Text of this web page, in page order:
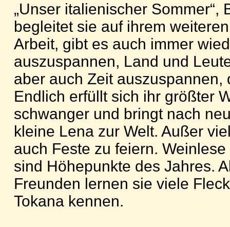
„Unser italienischer Sommer“,
begleitet sie auf ihrem
Arbeit, gibt es auch immer
auszuspannen, Land und
aber auch Zeit auszuspannen,
Endlich erfüllt sich ihr größter
schwanger und bringt nach
kleine Lena zur Welt. Außer
auch Feste zu feiern.
sind Höhepunkte des Jahres.
Freunden lernen sie viele
Tokana kennen.